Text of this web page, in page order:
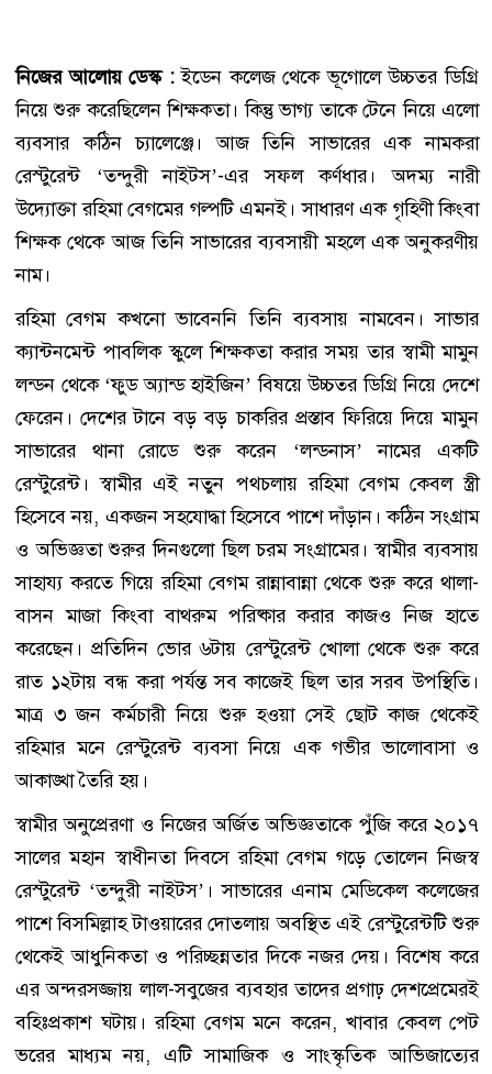
নিজের আলোয় ডেস্ক :ইডেন কলেজ থেকে ভূগোলে উচ্চতর ডিগ্রি
নিয়ে শুরু করেছিলেন শিক্ষকতা। কিন্তু ভাগ্য তাকে টেনে নিয়ে এলো
ব্যবসার কঠিন চ্যালেঞ্জে। আজ তিনি সাভারের এক নামকরা
রেস্টুরেন্ট ‘তন্দুরী নাইটস’-এর সফল কর্ণধার। অদম্য নারী
উদ্যোক্তা রহিমা বেগমের গল্পটি এমনই। সাধারণ এক গৃহিণী কিংবা
শিক্ষক থেকে আজ তিনি সাভারের ব্যবসায়ী মহলে এক অনুকরণীয়
নাম।
রহিমা বেগম কখনো ভাবেননি তিনি ব্যবসায় নামবেন। সাভার
ক্যান্টনমেন্ট পাবলিক স্কুলে শিক্ষকতা করার সময় তার স্বামী মামুন
লন্ডন থেকে ‘ফুড অ্যান্ড হাইজিন’ বিষয়ে উচ্চতর ডিগ্রি নিয়ে দেশে
ফেরেন। দেশের টানে বড় বড় চাকরির প্রস্তাব ফিরিয়ে দিয়ে মামুন
সাভারের থানা রোডে শুরু করেন ‘লন্ডনাস’ নামের একটি
রেস্টুরেন্ট। স্বামীর এই নতুন পথচলায় রহিমা বেগম কেবল স্ত্রী
হিসেবে নয়, একজন সহযোদ্ধা হিসেবে পাশে দাঁড়ান। কঠিন সংগ্রাম
ও অভিজ্ঞতা শুরুর দিনগুলো ছিল চরম সংগ্রামের। স্বামীর ব্যবসায়
সাহায্য করতে গিয়ে রহিমা বেগম রান্নাবান্না থেকে শুরু করে থালা-
বাসন মাজা কিংবা বাথরুম পরিষ্কার করার কাজও নিজ হাতে
করেছেন। প্রতিদিন ভোর ৬টায় রেস্টুরেন্ট খোলা থেকে শুরু করে
রাত ১২টায় বন্ধ করা পর্যন্ত সব কাজেই ছিল তার সরব উপস্থিতি।
মাত্র ৩ জন কর্মচারী নিয়ে শুরু হওয়া সেই ছোট কাজ থেকেই
রহিমার মনে রেস্টুরেন্ট ব্যবসা নিয়ে এক গভীর ভালোবাসা ও
আকাঙ্খা তৈরি হয়।
স্বামীর অনুপ্রেরণা ও নিজের অর্জিত অভিজ্ঞতাকে পুঁজি করে ২০১৭
সালের মহান স্বাধীনতা দিবসে রহিমা বেগম গড়ে তোলেন নিজস্ব
রেস্টুরেন্ট ‘তন্দুরী নাইটস’। সাভারের এনাম মেডিকেল কলেজের
পাশে বিসমিল্লাহ টাওয়ারের দোতলায় অবস্থিত এই রেস্টুরেন্টটি শুরু
থেকেই আধুনিকতা ও পরিচ্ছন্নতার দিকে নজর দেয়। বিশেষ করে
এর অন্দরসজ্জায় লাল-সবুজের ব্যবহার তাদের প্রগাঢ় দেশপ্রেমেরই
বহিঃপ্রকাশ ঘটায়। রহিমা বেগম মনে করেন, খাবার কেবল পেট
ভরের মাধ্যম নয়, এটি সামাজিক ও সাংস্কৃতিক আভিজাত্যের